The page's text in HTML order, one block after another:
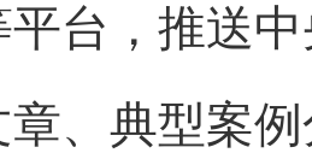
平台，推送
章、典型案